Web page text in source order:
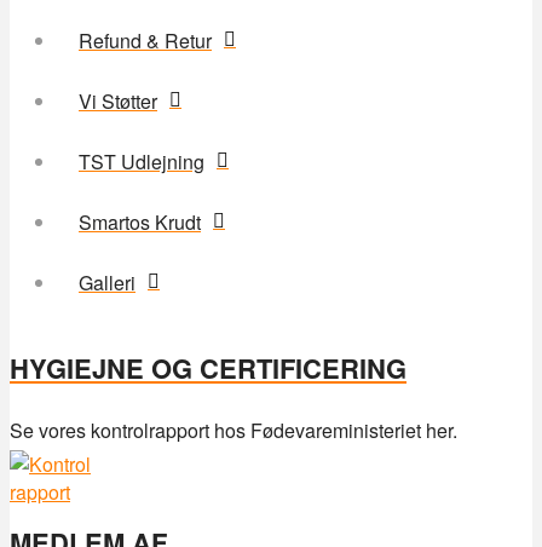
Refund & Retur
Vi Støtter
TST Udlejning
Smartos Krudt
Galleri
HYGIEJNE OG CERTIFICERING
Se vores kontrolrapport hos Fødevareministeriet her.